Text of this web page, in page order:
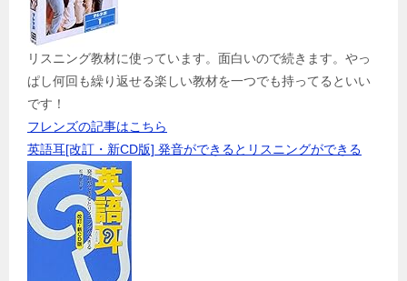
リスニング教材に使っています。面白いので続きます。やっ
ぱし何回も繰り返せる楽しい教材を一つでも持ってるといい
です！
フレンズの記事はこちら
英語耳[改訂・新CD版] 発音ができるとリスニングができる